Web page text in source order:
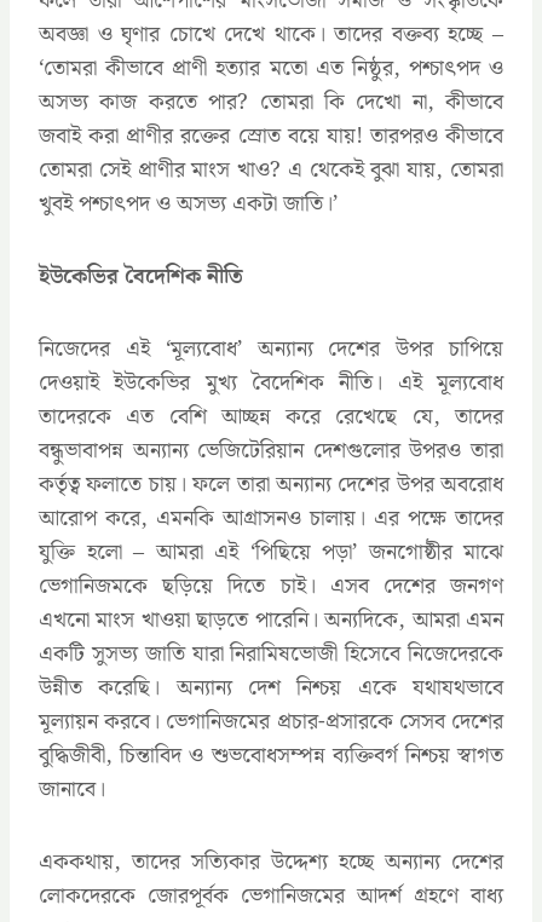
অবজ্ঞা ও ঘৃণার চোখে দেখে থাকে। তাদের বক্তব্য হচ্ছে –
‘তোমরা কীভাবে প্রাণী হত্যার মতো এত নিষ্ঠুর, পশ্চাৎপদ ও
অসভ্য কাজ করতে পার? তোমরা কি দেখো না, কীভাবে
জবাই করা প্রাণীর রক্তের স্রোত বয়ে যায়! তারপরও কীভাবে
তোমরা সেই প্রাণীর মাংস খাও? এ থেকেই বুঝা যায়, তোমরা
খুবই পশ্চাৎপদ ও অসভ্য একটা জাতি।’
ইউকেভির বৈদেশিক নীতি
নিজেদের এই ‘মূল্যবোধ’ অন্যান্য দেশের উপর চাপিয়ে
দেওয়াই ইউকেভির মুখ্য বৈদেশিক নীতি। এই মূল্যবোধ
তাদেরকে এত বেশি আচ্ছন্ন করে রেখেছে যে, তাদের
বন্ধুভাবাপন্ন অন্যান্য ভেজিটেরিয়ান দেশগুলোর উপরও তারা
কর্তৃত্ব ফলাতে চায়। ফলে তারা অন্যান্য দেশের উপর অবরোধ
আরোপ করে, এমনকি আগ্রাসনও চালায়। এর পক্ষে তাদের
যুক্তি হলো – আমরা এই ‘পিছিয়ে পড়া’ জনগোষ্ঠীর মাঝে
ভেগানিজমকে ছড়িয়ে দিতে চাই। এসব দেশের জনগণ
এখনো মাংস খাওয়া ছাড়তে পারেনি। অন্যদিকে, আমরা এমন
একটি সুসভ্য জাতি যারা নিরামিষভোজী হিসেবে নিজেদেরকে
উন্নীত করেছি। অন্যান্য দেশ নিশ্চয় একে যথাযথভাবে
মূল্যায়ন করবে। ভেগানিজমের প্রচার-প্রসারকে সেসব দেশের
বুদ্ধিজীবী, চিন্তাবিদ ও শুভবোধসম্পন্ন ব্যক্তিবর্গ নিশ্চয় স্বাগত
জানাবে।
এককথায়, তাদের সত্যিকার উদ্দেশ্য হচ্ছে অন্যান্য দেশের
লোকদেরকে জোরপূর্বক ভেগানিজমের আদর্শ গ্রহণে বাধ্য